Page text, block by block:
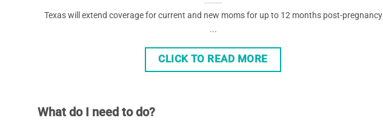
Texas will extend coverage for current and new moms for up to 12 months post-pregnancy
...
CLICK TO READ MORE
What do I need to do?